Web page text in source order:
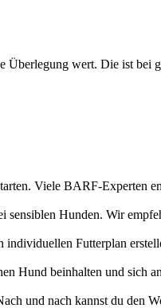
wert. Die ist
Viele BARF-Experten
Hunden. Wir
Futterplan
Hund beinhalten und sich
und nach kannst du den